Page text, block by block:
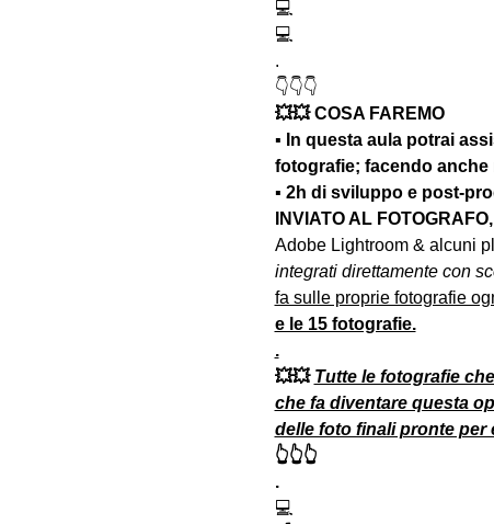
💻
💻
.
👇👇👇
💥💥 COSA FAREMO
▪️ In questa aula potrai
fotografie; facendo
▪️ 2h di sviluppo e post-
INVIATO AL FOTOGRAFO,
Adobe Lightroom & alcuni
integrati direttamente con
fa sulle proprie fotografie
e le 15 fotografie.
.
💥💥 Tutte le fotografie
che fa diventare questa
delle foto finali pronte per
👆👆👆
.
💻